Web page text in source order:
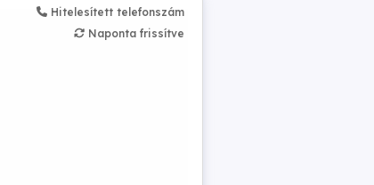
Hitelesített telefonszám
Naponta frissítve